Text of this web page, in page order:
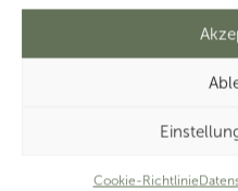
Cookie-Richtlinie